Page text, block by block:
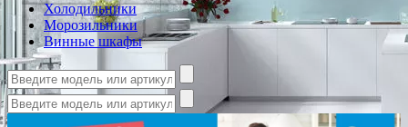
Холодильники
Морозильники
Винные шкафы